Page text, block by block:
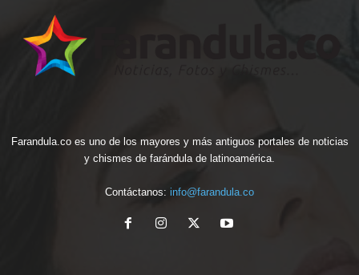
Farandula.co es uno de los mayores y más antiguos portales de noticias
y chismes de farándula de latinoamérica.
Contáctanos: info@farandula.co